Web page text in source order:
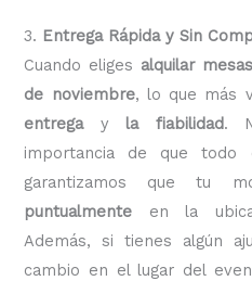
3. Entrega Rápida y Sin
Cuando eliges alquilar
de noviembre, lo que más
entregay la fiabilidad.
importancia de que
garantizamos que tu
puntualmente en la
Además, si tienes algún
cambio en el lugar del